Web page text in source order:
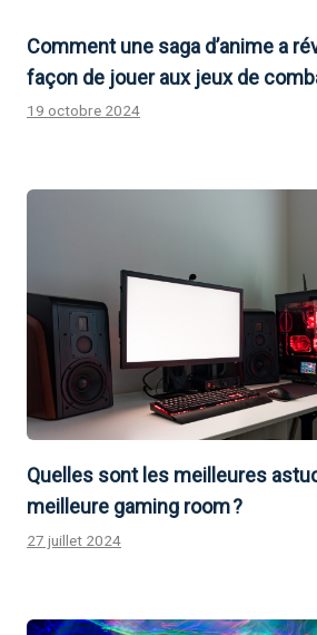
Comment une saga d’anime a
façon de jouer aux jeux de
19 octobre 2024
Quelles sont les meilleures
meilleure gaming room ?
27 juillet 2024